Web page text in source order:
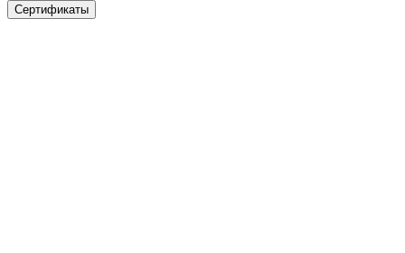
Сертификаты